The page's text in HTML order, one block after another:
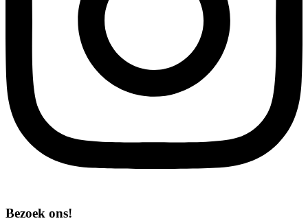
Bezoek ons!